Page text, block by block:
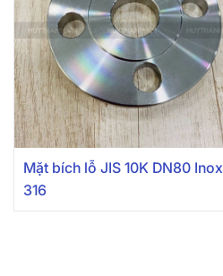
Mặt bích lỗ JIS 10K DN80 Inox
316